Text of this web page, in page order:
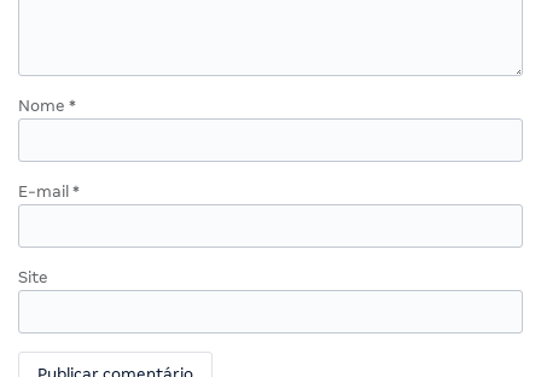
Nome *
E-mail *
Site